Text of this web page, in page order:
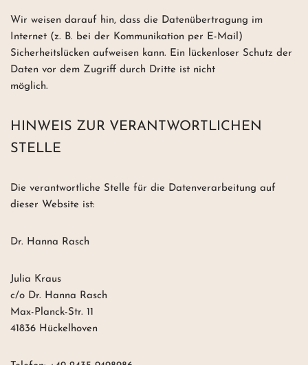
Wir weisen darauf hin, dass die Datenübertragung im
Internet (z. B. bei der Kommunikation per E-Mail)
Sicherheitslücken aufweisen kann. Ein lückenloser Schutz der
Daten vor dem Zugriff durch Dritte ist nicht
möglich.
HINWEIS ZUR VERANTWORTLICHEN
STELLE
Die verantwortliche Stelle für die Datenverarbeitung auf
dieser Website ist:
Dr. Hanna Rasch
Julia Kraus
c/o Dr. Hanna Rasch
Max-Planck-Str. 11
41836 Hückelhoven